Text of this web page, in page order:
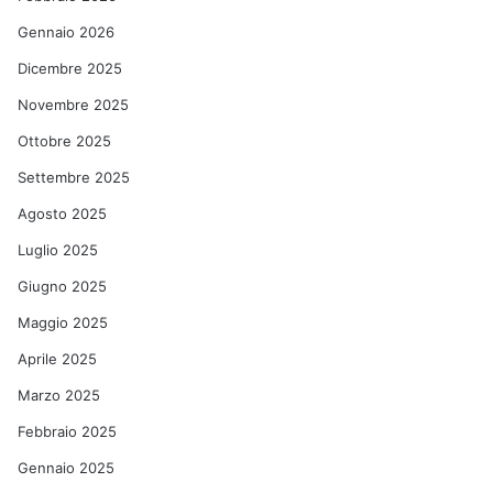
Gennaio 2026
Dicembre 2025
Novembre 2025
Ottobre 2025
Settembre 2025
Agosto 2025
Luglio 2025
Giugno 2025
Maggio 2025
Aprile 2025
Marzo 2025
Febbraio 2025
Gennaio 2025